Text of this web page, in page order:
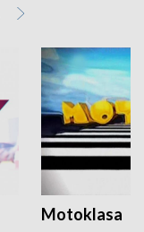
Motoklasa